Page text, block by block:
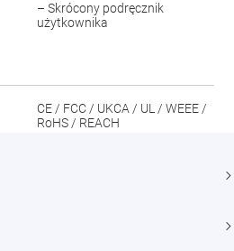
– Skrócony podręcznik
użytkownika
CE / FCC / UKCA / UL / WEEE /
RoHS / REACH